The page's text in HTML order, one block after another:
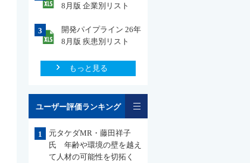
8月版 企業別リスト
3
開発パイプライン 26年
8月版 疾患別リスト
もっと見る
ユーザー評価ランキング
1
元タケダMR・藤田祥子
氏 年齢や環境の壁を越え
て人材の可能性を切拓く